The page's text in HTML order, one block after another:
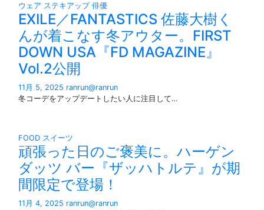
ウェア ステキアップ 俳優
EXILE／FANTASTICS 佐藤大樹く
んが着こなす冬アウター。FIRST
DOWN USA『FD MAGAZINE』
Vol.2公開
11月 5, 2025 ranrun@ranrun
冬コーデをアップデートしたい人に注目して…
FOOD スイーツ
頑張った日のご褒美に。ハーゲン
ダッツ バー『ザッハトルテ』が期
間限定で登場！
11月 4, 2025 ranrun@ranrun